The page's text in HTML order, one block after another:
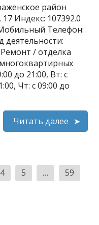
район
Индекс: 107392.0
Телефон:
деятельности:
/ отделка
до 21:00, Вт: с
Чт: с 09:00 до
Читать далее
4 5 …
59